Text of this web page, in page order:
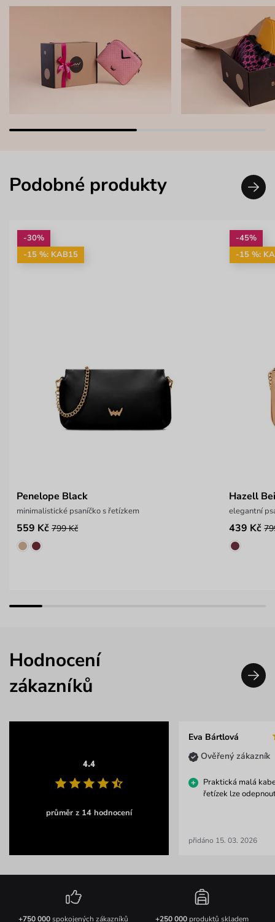
Podobné produkty
-30%
-15 %: KAB15
Penelope Black
minimalistické psaníčko s řetízkem
559 Kč 799 Kč
-45%
-15 %:
Hazell
elegantní
439 Kč
Hodnocení
zákazníků
4.4
průměr z 14 hodnocení
Eva Bártlová
Ověřený zákazník
Praktická malá
řetízek lze
přidáno 15. 03. 2026
+750 000spokojených zákazníků +250 000produktů skladem